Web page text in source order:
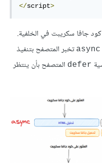
</script>
جافا سكريبت في الخلفية.
async تخبر المتصفح بتنفيذ
defer المتصفح بأن ينتظر